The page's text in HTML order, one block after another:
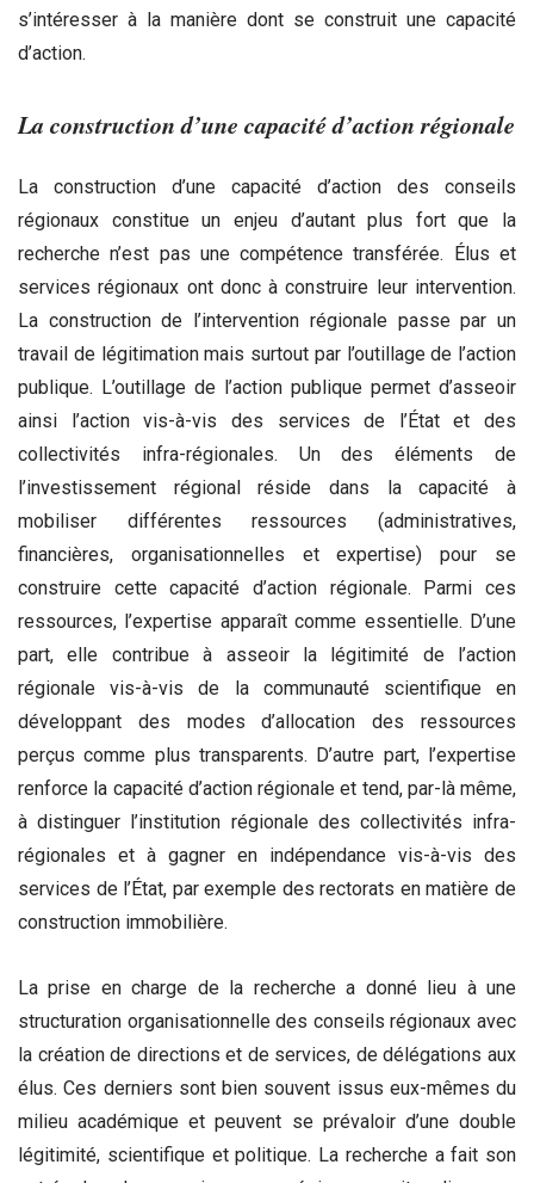
s’intéresser à la manière dont se construit une capacité
d’action.
La construction d’une capacité d’action régionale
La construction d’une capacité d’action des conseils
régionaux constitue un enjeu d’autant plus fort que la
recherche n’est pas une compétence transférée. Élus et
services régionaux ont donc à construire leur intervention.
La construction de l’intervention régionale passe par un
travail de légitimation mais surtout par l’outillage de l’action
publique. L’outillage de l’action publique permet d’asseoir
ainsi l’action vis-à-vis des services de l’État et des
collectivités infra-régionales. Un des éléments de
l’investissement régional réside dans la capacité à
mobiliser différentes ressources (administratives,
financières, organisationnelles et expertise) pour se
construire cette capacité d’action régionale. Parmi ces
ressources, l’expertise apparaît comme essentielle. D’une
part, elle contribue à asseoir la légitimité de l’action
régionale vis-à-vis de la communauté scientifique en
développant des modes d’allocation des ressources
perçus comme plus transparents. D’autre part, l’expertise
renforce la capacité d’action régionale et tend, par-là même,
à distinguer l’institution régionale des collectivités infra-
régionales et à gagner en indépendance vis-à-vis des
services de l’État, par exemple des rectorats en matière de
construction immobilière.
La prise en charge de la recherche a donné lieu à une
structuration organisationnelle des conseils régionaux avec
la création de directions et de services, de délégations aux
élus. Ces derniers sont bien souvent issus eux-mêmes du
milieu académique et peuvent se prévaloir d’une double
légitimité, scientifique et politique. La recherche a fait son